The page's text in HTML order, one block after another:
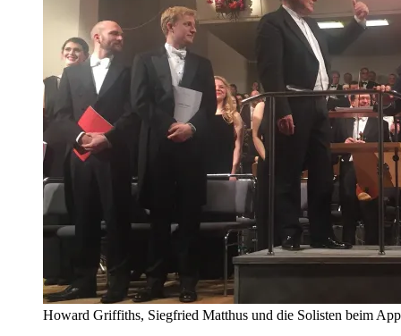
Howard Griffiths, Siegfried Matthus und die Solisten beim